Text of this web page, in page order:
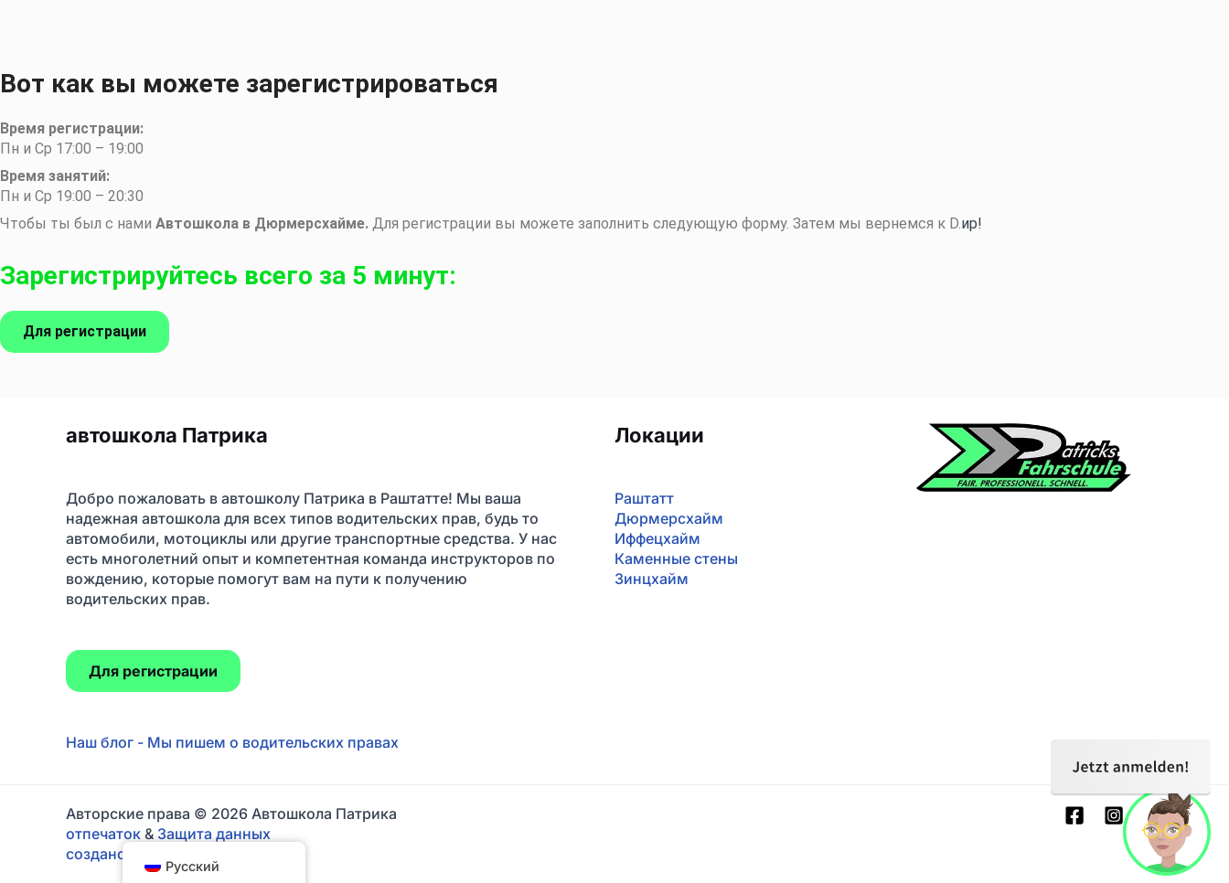
Вот как вы можете зарегистрироваться
Время регистрации:
Пн и Ср 17:00 – 19:00
Время занятий:
Пн и Ср 19:00 – 20:30
Чтобы ты был с нами Автошкола в Дюрмерсхайме. Для регистрации вы можете заполнить следующую форму. Затем мы вернемся к D.ир!
Зарегистрируйтесь всего за 5 минут:
Для регистрации
автошкола Патрика
Добро пожаловать в автошколу Патрика в Раштатте! Мы ваша
надежная автошкола для всех типов водительских прав, будь то
автомобили, мотоциклы или другие транспортные средства. У нас
есть многолетний опыт и компетентная команда инструкторов по
вождению, которые помогут вам на пути к получению
водительских прав.
Для регистрации
Наш блог - Мы пишем о водительских правах
Локации
Раштатт
Дюрмерсхайм
Иффецхайм
Каменные стены
Зинцхайм
Авторские права © 2026 Автошкола Патрика
отпечаток & Защита данных
создано ЛК Медиа
Русский